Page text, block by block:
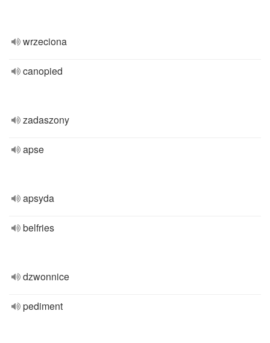
wrzeciona
canopied
zadaszony
apse
apsyda
belfries
dzwonnice
pediment